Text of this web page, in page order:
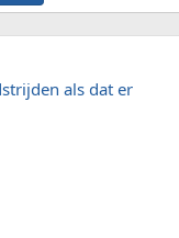
als dat er